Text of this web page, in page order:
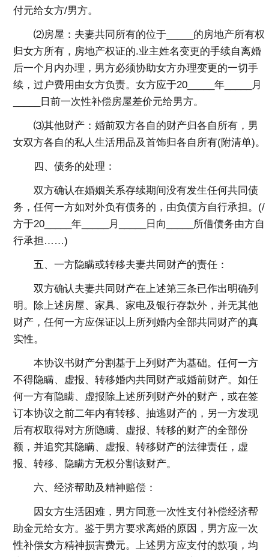
付元给女方/男方。
⑵房屋：夫妻共同所有的位于_____的房地产所有权
归女方所有，房地产权证的.业主姓名变更的手续自离婚
后一个月内办理，男方必须协助女方办理变更的一切手
续，过户费用由女方负责。女方应于20_____年_____月
_____日前一次性补偿房屋差价元给男方。
⑶其他财产：婚前双方各自的财产归各自所有，男
女双方各自的私人生活用品及首饰归各自所有(附清单)。
四、债务的处理：
双方确认在婚姻关系存续期间没有发生任何共同债
务，任何一方如对外负有债务的，由负债方自行承担。(/
方于20_____年_____月_____日向_____所借债务由方自
行承担……)
五、一方隐瞒或转移夫妻共同财产的责任：
双方确认夫妻共同财产在上述第三条已作出明确列
明。除上述房屋、家具、家电及银行存款外，并无其他
财产，任何一方应保证以上所列婚内全部共同财产的真
实性。
本协议书财产分割基于上列财产为基础。任何一方
不得隐瞒、虚报、转移婚内共同财产或婚前财产。如任
何一方有隐瞒、虚报除上述所列财产外的财产，或在签
订本协议之前二年内有转移、抽逃财产的，另一方发现
后有权取得对方所隐瞒、虚报、转移的财产的全部份
额，并追究其隐瞒、虚报、转移财产的法律责任，虚
报、转移、隐瞒方无权分割该财产。
六、经济帮助及精神赔偿：
因女方生活困难，男方同意一次性支付补偿经济帮
助金元给女方。鉴于男方要求离婚的原因，男方应一次
性补偿女方精神损害费元。上述男方应支付的款项，均